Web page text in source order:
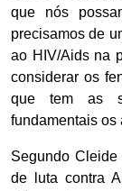
que nós
precisamos de
ao HIV/Aids na
considerar os
que tem as
fundamentais os
Segundo
de luta contra